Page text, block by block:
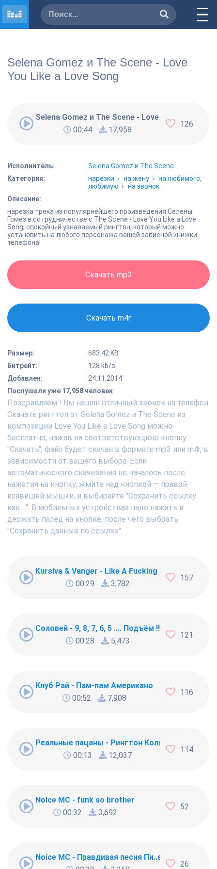
Selena Gomez и The Scene - Love
You Like a Love Song
Selena Gomez и The Scene - Love You Like a
00:44
17,958
126
Исполнитель:
Selena Gomez и The Scene
Категория:
нарезки ›на жену ›на любимого,
любимую ›на звонок
Описание:
нарезка трека из популярнейшего произведения Селены
Гомез в сотрудничестве с The Scene - Love You Like a Love
Song, спокойный узнаваемый рингтон, который можно
установить на любого персонажа вашей записной книжки
телефона
Скачать mp3
Скачать m4r
Размер:
683.42 KB
Битрейт:
128 kb/s
Добавлен:
24.11.2014
Послушали уже 17,958 человек
Поздравляем ! Вы нашли отличный звонок на телефон.
Скачать рингтон от Selena Gomez и The Scene из
композиции Love You Like a Love Song можно
бесплатно, нажав на соответствующюю кнопку
"Скачать", файл будет скачан в формате mp3 или m4r, в
зависимости от вашего выбора. Если
автоматического скачивания не началось после
нажатия на кнопку, жмите над кнопкой — правой
клавишей мышки, и выбирайте "Сохранить ссылку
как ...". В мобильных устройствах надо нажать и
держать палец на кнопке, после чего выбрать
"Сохранить данные по ссылке".
Kursiva & Vanger - Like A Fucking Newbie
00:29
3,782
157
Соловей - 9, 8, 7, 6, 5 .... Подъём !!!
00:28
5,473
121
Клуб Рай - Пам-пам Американо
00:52
7,908
116
Реальные пацаны - Рингтон Коляна
00:13
12,037
114
Noice MC - funk so brother
00:32
3,692
52
Noice MC - Правдивая песня Пи..абола
26